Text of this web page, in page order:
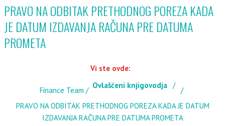
PRAVO NA ODBITAK PRETHODNOG POREZA KADA
JE DATUM IZDAVANJA RAČUNA PRE DATUMA
PROMETA
Vi ste ovde:
Finance Team
Ovlašćeni knjigovodja
PRAVO NA ODBITAK PRETHODNOG POREZA KADA JE DATUM
IZDAVANJA RAČUNA PRE DATUMA PROMETA